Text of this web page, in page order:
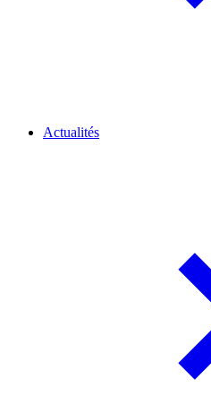
Actualités